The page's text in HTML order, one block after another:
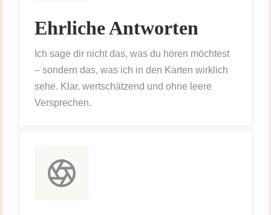
Ehrliche Antworten
Ich sage dir nicht das, was du hören möchtest
– sondern das, was ich in den Karten wirklich
sehe. Klar, wertschätzend und ohne leere
Versprechen.